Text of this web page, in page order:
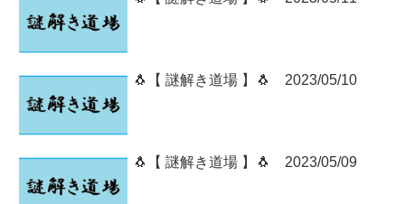
🐧【 謎解き道場 】🐧 2023/05/10
🐧【 謎解き道場 】🐧 2023/05/09